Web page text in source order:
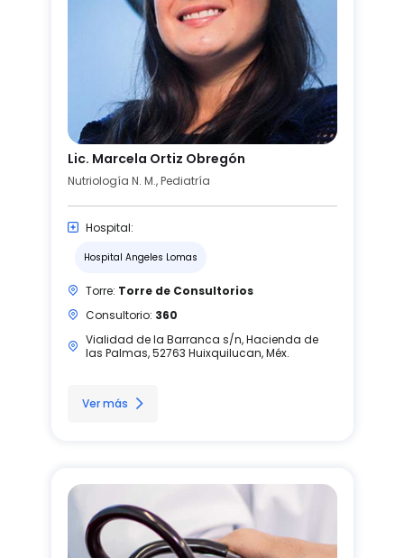
Lic. Marcela Ortiz Obregón
Nutriología N. M., Pediatría
Hospital:
Hospital Angeles Lomas
Torre: Torre de Consultorios
Consultorio: 360
Vialidad de la Barranca s/n, Hacienda de
las Palmas, 52763 Huixquilucan, Méx.
Ver más